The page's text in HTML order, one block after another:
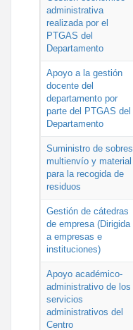
administrativa
realizada por el
PTGAS del
Departamento
Apoyo a la gestión
docente del
departamento por
parte del PTGAS del
Departamento
Suministro de sobres
multienvío y material
para la recogida de
residuos
Gestión de cátedras
de empresa (Dirigida
a empresas e
instituciones)
Apoyo académico-
administrativo de los
servicios
administrativos del
Centro